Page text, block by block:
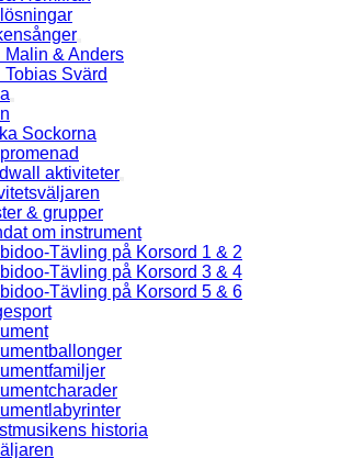
Malin & Anders
Tobias Svärd
Sockorna
aktiviteter
& grupper
om instrument
Tävling på Korsord 1 & 2
Tävling på Korsord 3 & 4
Tävling på Korsord 5 & 6
historia